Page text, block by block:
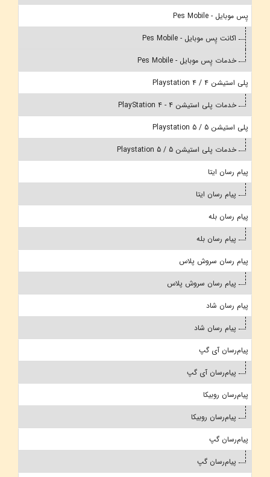
پِس موبایل - Pes Mobile
اکانت پِس موبایل - Pes Mobile
خدمات پِس موبایل - Pes Mobile
پلی استیشن 4 / Playstation 4
خدمات پلی استیشن 4 - PlayStation 4
پلی استیشن 5 / Playstation 5
خدمات پلی استیشن 5 / Playstation 5
پیام رسان ایتا
پیام رسان ایتا
پیام رسان بله
پیام رسان بله
پیام رسان سروش پلاس
پیام رسان سروش پلاس
پیام رسان شاد
پیام رسان شاد
پیام‌رسان آی گپ
پیام‌رسان آی گپ
پیام‌رسان روبیکا
پیام‌رسان روبیکا
پیام‌رسان گپ
پیام‌رسان گپ